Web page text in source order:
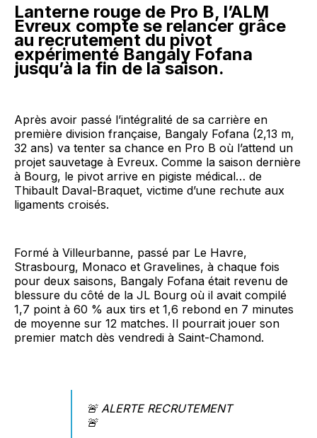
Lanterne rouge de Pro B, l’ALM
Evreux compte se relancer grâce
au recrutement du pivot
expérimenté Bangaly Fofana
jusqu’à la fin de la saison.
Après avoir passé l’intégralité de sa carrière en
première division française, Bangaly Fofana (2,13 m,
32 ans) va tenter sa chance en Pro B où l’attend un
projet sauvetage à Evreux. Comme la saison dernière
à Bourg, le pivot arrive en pigiste médical… de
Thibault Daval-Braquet, victime d’une rechute aux
ligaments croisés.
Formé à Villeurbanne, passé par Le Havre,
Strasbourg, Monaco et Gravelines, à chaque fois
pour deux saisons, Bangaly Fofana était revenu de
blessure du côté de la JL Bourg où il avait compilé
1,7 point à 60 % aux tirs et 1,6 rebond en 7 minutes
de moyenne sur 12 matches. Il pourrait jouer son
premier match dès vendredi à Saint-Chamond.
🚨 ALERTE RECRUTEMENT
🚨